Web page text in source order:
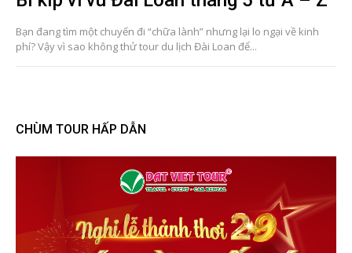
Bạn đang tìm một chuyến đi “chữa lành” nhưng lại lo ngại về kinh
phí? Vậy vì sao không thử tour du lịch Đài Loan để...
CHÙM TOUR HẤP DẪN